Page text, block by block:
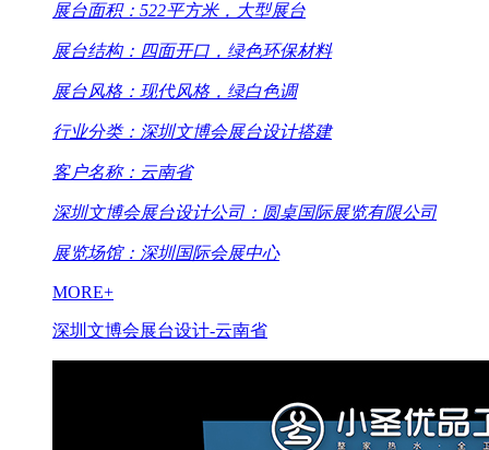
展台面积：522平方米，大型展台
展台结构：四面开口，绿色环保材料
展台风格：现代风格，绿白色调
行业分类：深圳文博会展台设计搭建
客户名称：云南省
深圳文博会展台设计公司：圆桌国际展览有限公司
展览场馆：深圳国际会展中心
MORE+
深圳文博会展台设计-云南省